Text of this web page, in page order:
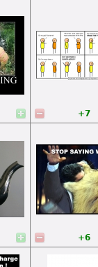
+7
+6